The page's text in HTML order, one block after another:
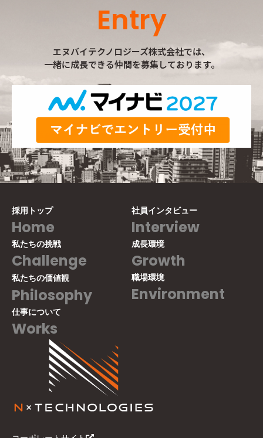
Entry
エヌバイテクノロジーズ株式会社では、
一緒に成長できる仲間を募集しております。
採用トップ
Home
私たちの挑戦
Challenge
私たちの価値観
Philosophy
仕事について
Works
社員インタビュー
Interview
成長環境
Growth
職場環境
Environment